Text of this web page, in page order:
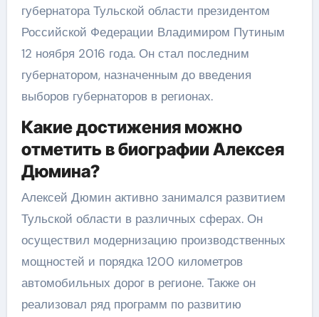
губернатора Тульской области президентом
Российской Федерации Владимиром Путиным
12 ноября 2016 года. Он стал последним
губернатором, назначенным до введения
выборов губернаторов в регионах.
Какие достижения можно
отметить в биографии Алексея
Дюмина?
Алексей Дюмин активно занимался развитием
Тульской области в различных сферах. Он
осуществил модернизацию производственных
мощностей и порядка 1200 километров
автомобильных дорог в регионе. Также он
реализовал ряд программ по развитию